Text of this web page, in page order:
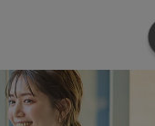
長：165cm／着用サイ